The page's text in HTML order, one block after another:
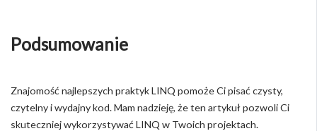
Podsumowanie
Znajomość najlepszych praktyk LINQ pomoże Ci pisać czysty,
czytelny i wydajny kod. Mam nadzieję, że ten artykuł pozwoli Ci
skuteczniej wykorzystywać LINQ w Twoich projektach.